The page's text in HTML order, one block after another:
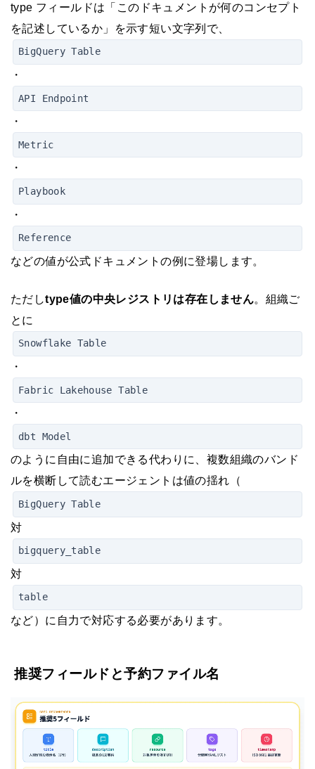
type フィールドは「このドキュメントが何のコンセプト
を記述しているか」を示す短い文字列で、
BigQuery Table
・
API Endpoint
・
Metric
・
Playbook
・
Reference
などの値が公式ドキュメントの例に登場します。
ただしtype値の中央レジストリは存在しません。組織ご
とに
Snowflake Table
・
Fabric Lakehouse Table
・
dbt Model
のように自由に追加できる代わりに、複数組織のバンド
ルを横断して読むエージェントは値の揺れ（
BigQuery Table
対
bigquery_table
対
table
など）に自力で対応する必要があります。
推奨フィールドと予約ファイル名